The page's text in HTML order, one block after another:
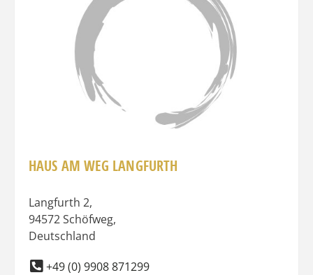
HAUS AM WEG LANGFURTH
Langfurth 2,
94572Schöfweg,
Deutschland
+49 (0) 9908 871299